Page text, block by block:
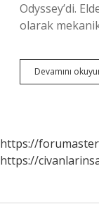
Odyssey’di.
olarak
Devamını
https://
https://